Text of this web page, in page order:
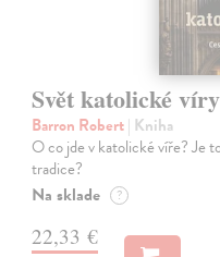
Svět katolické víry
Barron Robert| Kniha
O co jde v katolické víře? Je
tradice?
Na sklade ?
22,33 €